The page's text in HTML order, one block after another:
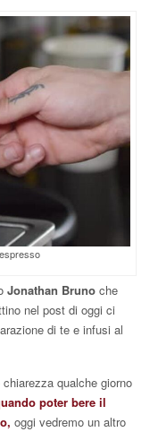
Jonathan Bruno che
nel post di oggi ci
di te e infusi al
qualche giorno
poter bere il
oggi vedremo un altro